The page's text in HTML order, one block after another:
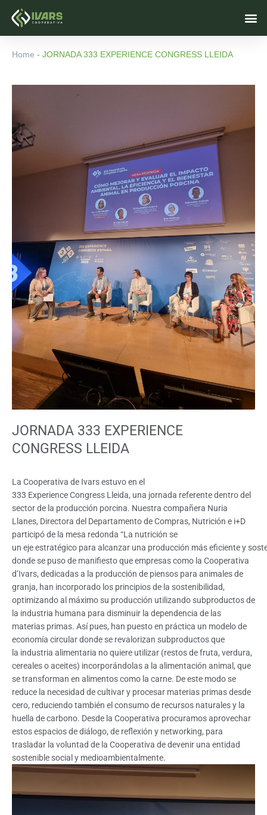
Home - JORNADA 333 EXPERIENCE CONGRESS LLEIDA
JORNADA 333 EXPERIENCE
CONGRESS LLEIDA
La Cooperativa de Ivars estuvo en el
333 Experience Congress Lleida, una jornada referente dentro del
sector de la producción porcina. Nuestra compañera Nuria
Llanes, Directora del Departamento de Compras, Nutrición e i+D
participó de la mesa redonda “La nutrición se
un eje estratégico para alcanzar una producción más eficiente y
donde se puso de manifiesto que empresas como la Cooperativa
d’Ivars, dedicadas a la producción de piensos para animales de
granja, han incorporado los principios de la sostenibilidad,
optimizando al máximo su producción utilizando subproductos de
la industria humana para disminuir la dependencia de las
materias primas. Así pues, han puesto en práctica un modelo de
economía circular donde se revalorizan subproductos que
la industria alimentaria no quiere utilizar (restos de fruta, verdura,
cereales o aceites) incorporándolas a la alimentación animal, que
se transforman en alimentos como la carne. De este modo se
reduce la necesidad de cultivar y procesar materias primas desde
cero, reduciendo también el consumo de recursos naturales y la
huella de carbono. Desde la Cooperativa procuramos aprovechar
estos espacios de diálogo, de reflexión y networking, para
trasladar la voluntad de la Cooperativa de devenir una entidad
sostenible social y medioambientalmente.